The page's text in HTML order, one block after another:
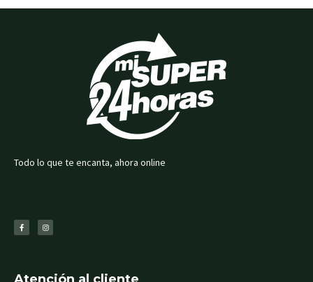
Todo lo que te encanta, ahora online
c
e
b
s
t
a